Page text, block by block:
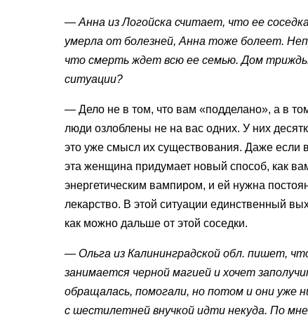
— Анна из Логойска считает, что ее
умерла от болезней, Анна тоже болеет.
что смерть ждет всю ее семью. Дом
ситуации?
— Дело не в том, что вам «подделано», а в
люди озлоблены не на вас одних. У них
это уже смысл их существования. Даже если
эта женщина придумает новый способ, как
энергетическим вампиром, и ей нужна
лекарство. В этой ситуации единственный
как можно дальше от этой соседки.
— Ольга из Калининградской обл. пишет,
занимается черной магией и хочет
обращалась, помогали, но потом и они уже
с шестилетней внучкой идти некуда. По